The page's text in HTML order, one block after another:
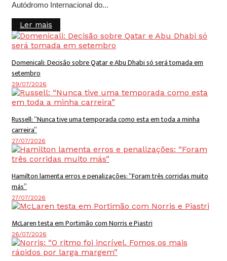
Autódromo Internacional do...
Ler mais
Domenicali: Decisão sobre Qatar e Abu Dhabi só será tomada em
setembro
29/07/2026
Russell: “Nunca tive uma temporada como esta em toda a minha
carreira”
27/07/2026
Hamilton lamenta erros e penalizações: “Foram três corridas muito
más”
27/07/2026
McLaren testa em Portimão com Norris e Piastri
26/07/2026